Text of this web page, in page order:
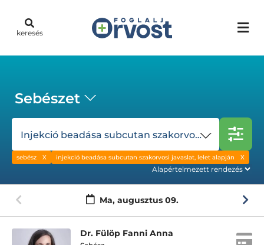
keresés
Sebészet
Injekció beadása subcutan szakorvosi javaslat, lelet alapján
sebész injekció beadása subcutan szakorvosi javaslat, lelet alapján
Ma, augusztus 09.
Dr. Fülöp Fanni Anna